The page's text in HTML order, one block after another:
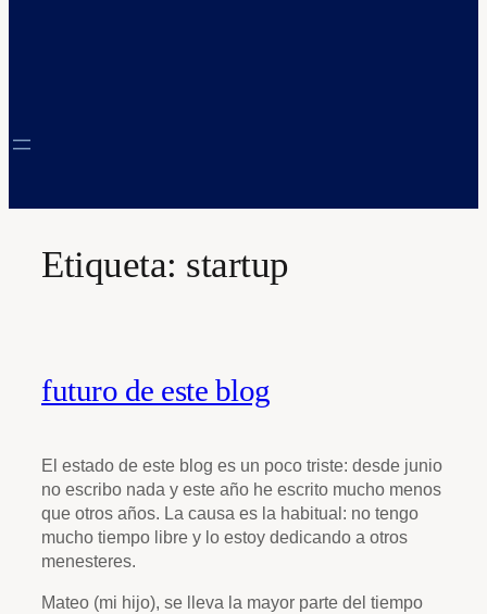
Etiqueta: startup
futuro de este blog
El estado de este blog es un poco triste: desde junio
no escribo nada y este año he escrito mucho menos
que otros años. La causa es la habitual: no tengo
mucho tiempo libre y lo estoy dedicando a otros
menesteres.
Mateo (mi hijo), se lleva la mayor parte del tiempo